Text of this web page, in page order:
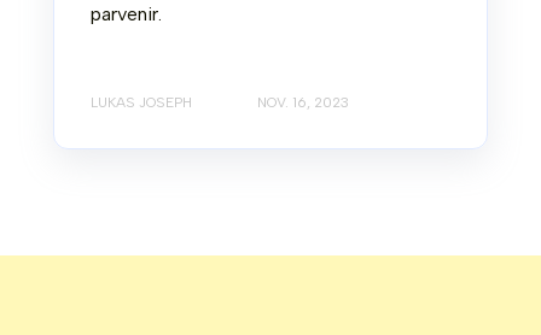
parvenir.
LUKAS JOSEPH NOV. 16, 2023